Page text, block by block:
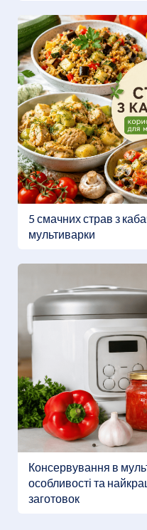
5 смачних страв з
мультиварки
Консервування в
особливості та
заготовок